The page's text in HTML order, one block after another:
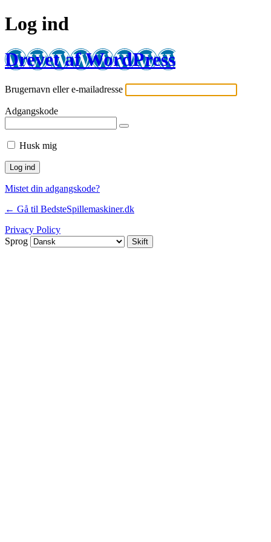
Log ind
Drevet af WordPress
Brugernavn eller e-mailadresse
Adgangskode
Husk mig
Mistet din adgangskode?
← Gå til BedsteSpillemaskiner.dk
Privacy Policy
Sprog